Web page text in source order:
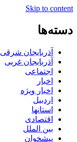
Skip to content
دسته‌ها
آذربایجان شرقی
آذربایجان غربی
اجتماعی
اخبار
اخبار ویژه
اردبیل
استانها
اقتصادی
بین الملل
پیشخوان